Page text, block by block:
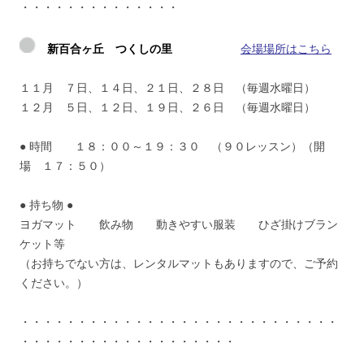
・・・・・・・・・・・・・・
新百合ヶ丘 つくしの里 会場場所はこちら
１１月 ７日、１４日、２１日、２８日 （毎週水曜日）
１２月 ５日、１２日、１９日、２６日 （毎週水曜日）
● 時間 １８：００～１９：３０ （９０レッスン）（開
場 １７：５０）
● 持ち物 ●
ヨガマット 飲み物 動きやすい服装 ひざ掛けブラン
ケット等
（お持ちでない方は、レンタルマットもありますので、ご予約
ください。）
・・・・・・・・・・・・・・・・・・・・・・・・・・・・
・・・・・・・・・・・・・・・・・・・